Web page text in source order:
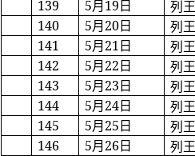
139
5月19日
列
140
5月20日
列
141
5月21日
列
142
5月22日
列
143
5月23日
列
144
5月24日
列
145
5月25日
列
146
5月26日
列